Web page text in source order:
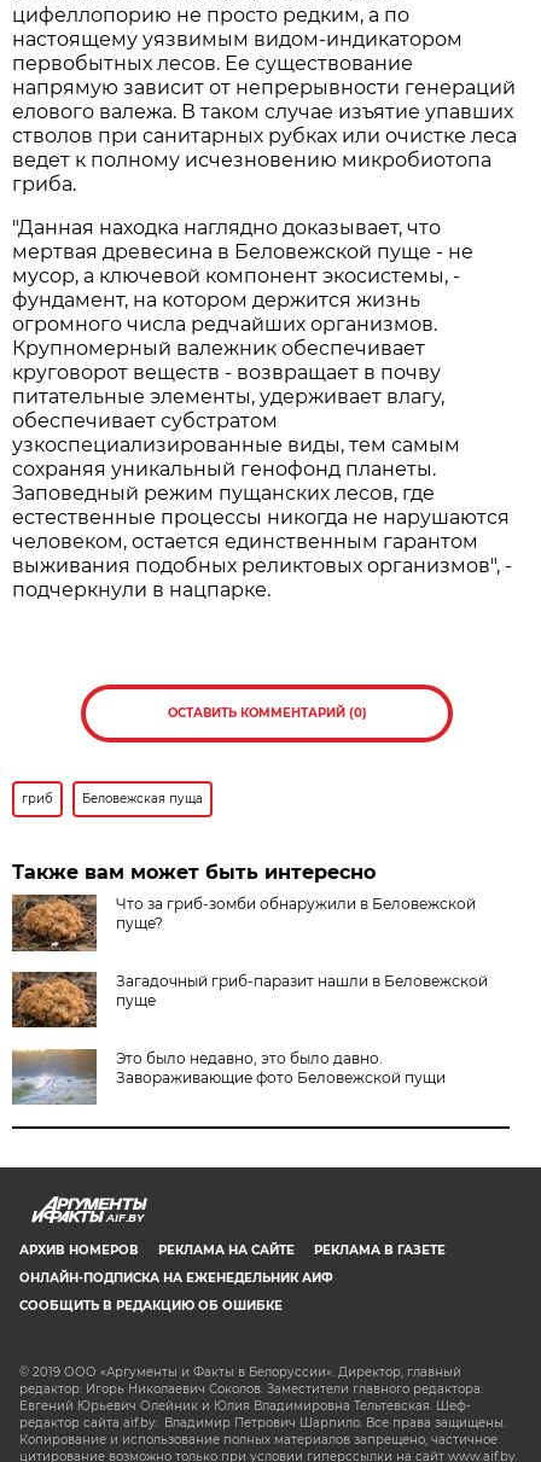
цифеллопорию не просто редким, а по
настоящему уязвимым видом-индикатором
первобытных лесов. Ее существование
напрямую зависит от непрерывности генераций
елового валежа. В таком случае изъятие упавших
стволов при санитарных рубках или очистке леса
ведет к полному исчезновению микробиотопа
гриба.
"Данная находка наглядно доказывает, что
мертвая древесина в Беловежской пуще - не
мусор, а ключевой компонент экосистемы, -
фундамент, на котором держится жизнь
огромного числа редчайших организмов.
Крупномерный валежник обеспечивает
круговорот веществ - возвращает в почву
питательные элементы, удерживает влагу,
обеспечивает субстратом
узкоспециализированные виды, тем самым
сохраняя уникальный генофонд планеты.
Заповедный режим пущанских лесов, где
естественные процессы никогда не нарушаются
человеком, остается единственным гарантом
выживания подобных реликтовых организмов", -
подчеркнули в нацпарке.
ОСТАВИТЬ КОММЕНТАРИЙ (0)
гриб Беловежская пуща
Также вам может быть интересно
Что за гриб-зомби обнаружили в Беловежской
пуще?
Загадочный гриб-паразит нашли в Беловежской
пуще
Это было недавно, это было давно.
Завораживающие фото Беловежской пущи
AIF.BY
АРХИВ НОМЕРОВ РЕКЛАМА НА САЙТЕ
РЕКЛАМА В ГАЗЕТЕ
ОНЛАЙН-ПОДПИСКА НА ЕЖЕНЕДЕЛЬНИК АИФ
СООБЩИТЬ В РЕДАКЦИЮ ОБ ОШИБКЕ
© 2019 ООО «Аргументы и Факты в Белоруссии». Директор, главный
редактор: Игорь Николаевич Соколов. Заместители главного редактора:
Евгений Юрьевич Олейник и Юлия Владимировна Тельтевская. Шеф-
редактор сайта aif.by: Владимир Петрович Шарпило. Все права защищены.
Копирование и использование полных материалов запрещено, частичное
цитирование возможно только при условии гиперссылки на сайт www.aif.by.